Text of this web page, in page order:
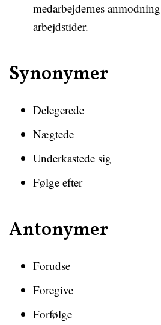
medarbejdernes
arbejdstider.
Synonymer
Delegerede
Nægtede
Underkastede sig
Følge efter
Antonymer
Forudse
Foregive
Forfølge